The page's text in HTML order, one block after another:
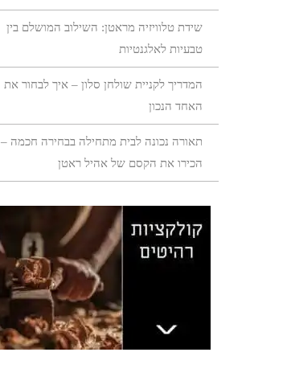
שידת טלוויזיה מראטן: השילוב המושלם בין
טבעיות לאלגנטיות
המדריך לקניית שולחן סלון – איך לבחור את
האחד הנכון
תאורה נכונה לבית מתחילה בבחירה חכמה –
הכירו את הקסם של אהיל ראטן